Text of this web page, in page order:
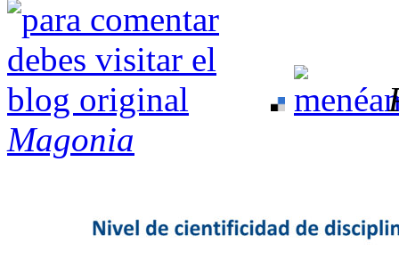
Magonia